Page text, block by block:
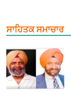
ਸਾਹਿਤਕ ਸਮਾਚਾਰ